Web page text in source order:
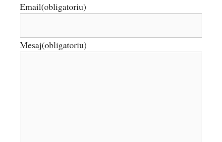
Email(obligatoriu)
Mesaj(obligatoriu)